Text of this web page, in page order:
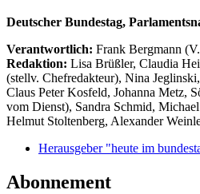
Deutscher Bundestag,
Verantwortlich: Frank Bergmann
Redaktion: Lisa Brüßler, Claudia
(stellv. Chefredakteur), Nina Jeglinski,
Claus Peter Kosfeld, Johanna Metz,
vom Dienst), Sandra Schmid,
Helmut Stoltenberg, Alexander
Herausgeber "heute im
Abonnement